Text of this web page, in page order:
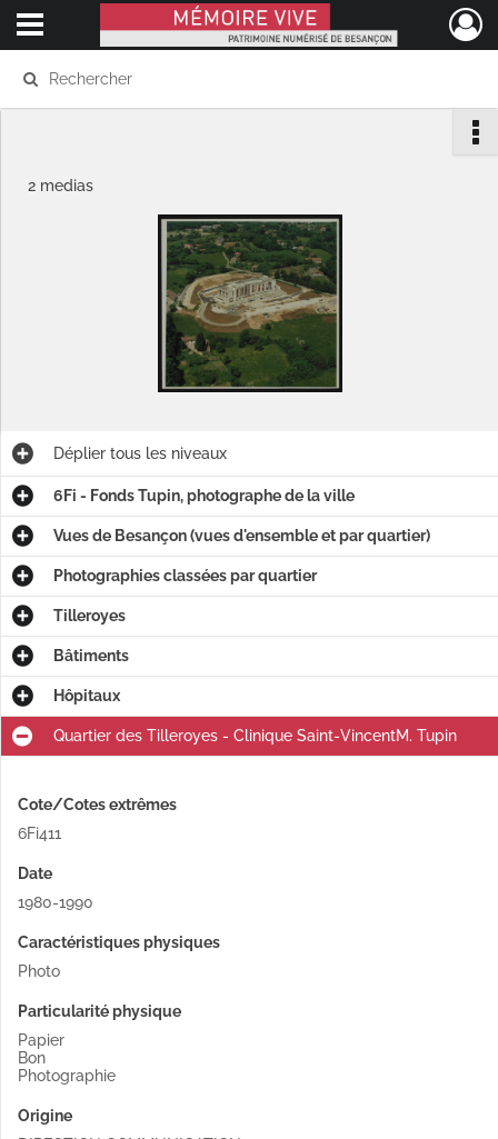
Mémoire Vive patrimoine numérisé de Besançon
Ouvrir le menu déroulant
2 medias
Déplier tous les niveaux
6Fi - Fonds Tupin, photographe de la ville
Vues de Besançon (vues d'ensemble et par quartier)
Photographies classées par quartier
Tilleroyes
Bâtiments
Hôpitaux
Quartier des Tilleroyes - Clinique Saint-VincentM. Tupin
Cote/Cotes extrêmes
6Fi411
Date
1980-1990
Caractéristiques physiques
Photo
Particularité physique
Papier
Bon
Photographie
Origine